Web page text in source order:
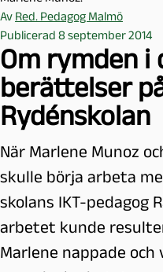
Av Red. Pedagog Malmö
Publicerad 8 september 2014
Om rymden i
berättelser
Rydénskolan
När Marlene Munoz
skulle börja arbeta
skolans IKT-pedagog
arbetet kunde
Marlene nappade och